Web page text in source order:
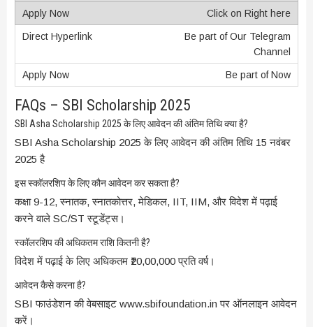
Click on Right here
Be part of Our Telegram
Channel
Be part of Now
FAQs – SBI Scholarship 2025
SBI Asha Scholarship 2025 के लिए आवेदन की अंतिम तिथि क्या है?
SBI Asha Scholarship 2025 के लिए आवेदन की अंतिम तिथि 15 नवंबर
2025 है
इस स्कॉलरशिप के लिए कौन आवेदन कर सकता है?
कक्षा 9-12, स्नातक, स्नातकोत्तर, मेडिकल, IIT, IIM, और विदेश में पढ़ाई
करने वाले SC/ST स्टूडेंट्स।
स्कॉलरशिप की अधिकतम राशि कितनी है?
विदेश में पढ़ाई के लिए अधिकतम ₹20,00,000 प्रति वर्ष।
आवेदन कैसे करना है?
SBI फाउंडेशन की वेबसाइट www.sbifoundation.in पर ऑनलाइन आवेदन
करें।